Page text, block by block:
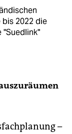
2022 die
–